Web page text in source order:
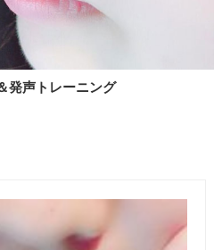
発声トレーニング